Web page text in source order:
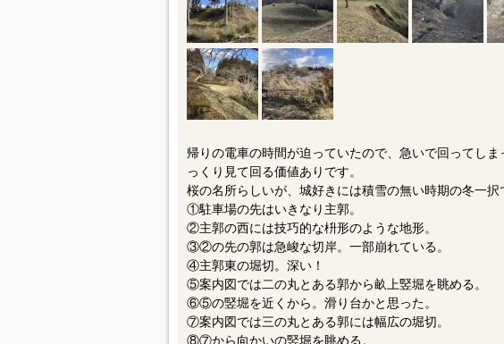
帰りの電車の時間が迫っていたので、急いで回ってし
っくり見て回る価値ありです。
桜の名所らしいが、城好きには積雪の無い時期の冬一択
①駐車場の先はいきなり主郭。
②主郭の西には技巧的な枡形のような地形。
③②の先の郭は急峻な切岸。一部崩れている。
④主郭東の堀切。深い！
⑤案内図では二の丸とある郭から畝上竪堀を眺める。
⑥⑤の竪堀を近くから。滑り台かと思った。
⑦案内図では三の丸とある郭には幅広の堀切。
⑧⑦から向かいの竪堀を眺める。